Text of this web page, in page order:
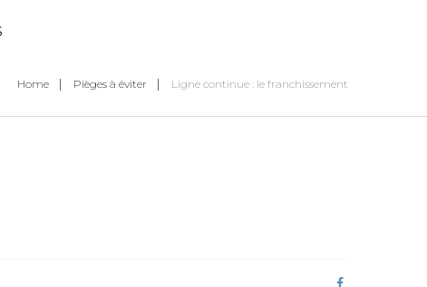
Home Pièges à éviter Ligne continue : le franchissement